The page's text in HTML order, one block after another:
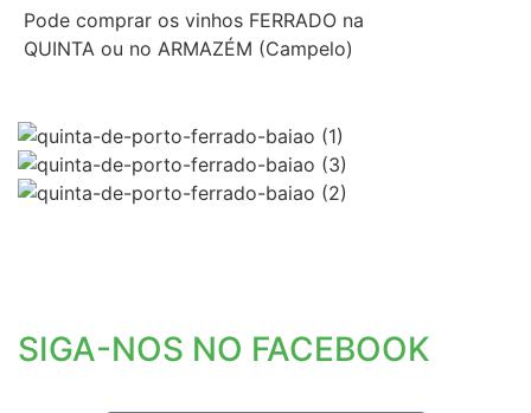
Pode comprar os vinhos FERRADO na
QUINTA ou no ARMAZÉM (Campelo)
SIGA-NOS NO FACEBOOK